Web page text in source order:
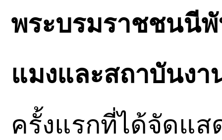
พระบรมราชชนนีพั
แมงและสถาบันงา
ครั้งแรกที่ได้จัดแส